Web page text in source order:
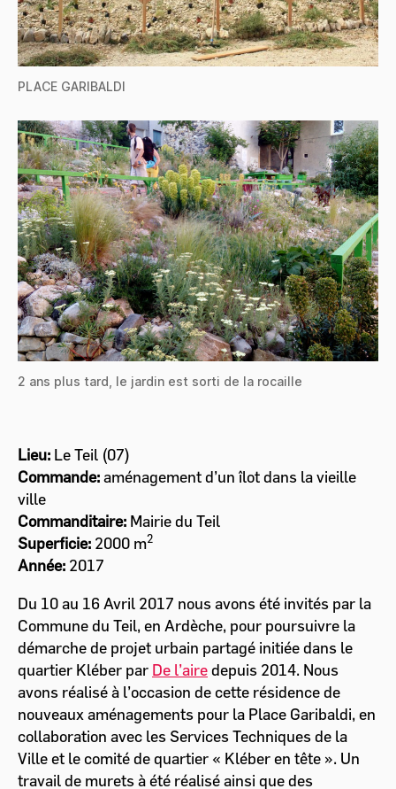
PLACE GARIBALDI
2 ans plus tard, le jardin est sorti de la rocaille
Lieu: Le Teil (07)
Commande:aménagement d’un îlot dans la vieille
ville
Commanditaire: Mairie du Teil
Superficie: 2000 m2
Année: 2017
Du 10 au 16 Avril 2017 nous avons été invités par la
Commune du Teil, en Ardèche, pour poursuivre la
démarche de projet urbain partagé initiée dans le
quartier Kléber par De l’airedepuis 2014. Nous
avons réalisé à l’occasion de cette résidence de
nouveaux aménagements pour la Place Garibaldi, en
collaboration avec les Services Techniques de la
Ville et le comité de quartier « Kléber en tête ». Un
travail de murets à été réalisé ainsi que des